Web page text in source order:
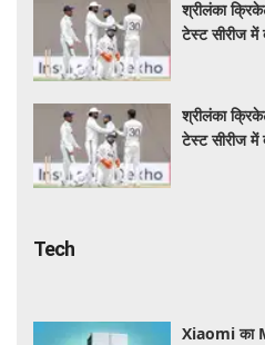
श्रीलंका
टेस्ट सीरीज में
श्रीलंका
टेस्ट सीरीज में
Tech
Xiaomi का